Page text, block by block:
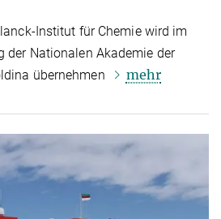
Institut für Chemie wird im
der Nationalen Akademie der
übernehmen
mehr